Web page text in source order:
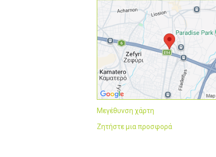
Μεγέθυνση χάρτη
Ζητήστε μια προσφορά